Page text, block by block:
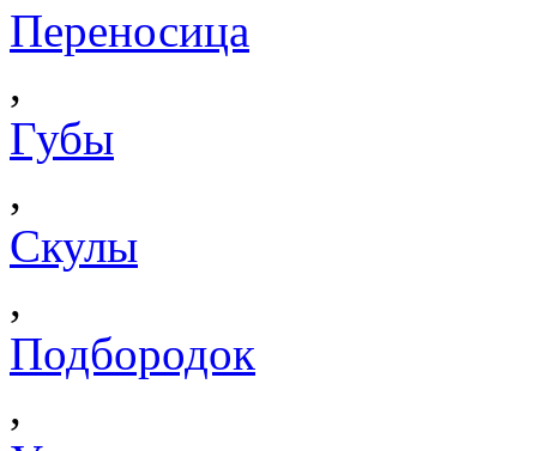
Переносица
,
Губы
,
Скулы
,
Подбородок
,